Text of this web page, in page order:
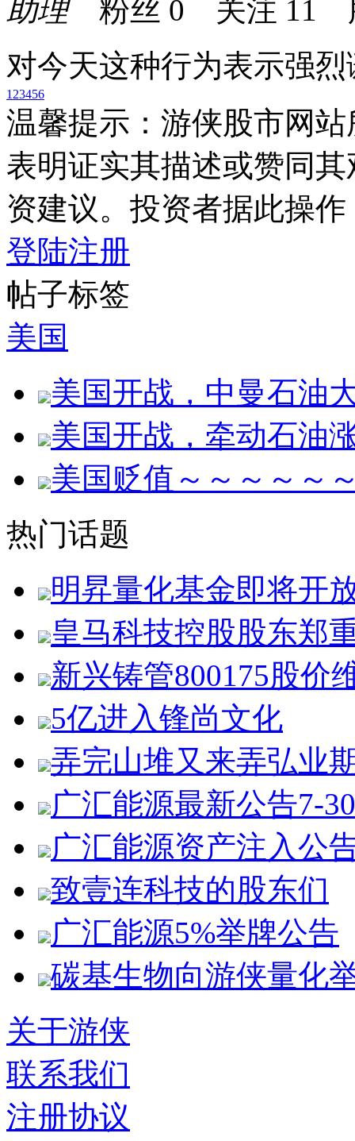
助理粉丝 0 关注 11
对今天这种行为表示强烈
1 23456
温馨提示：游侠股市网
表明证实其描述或赞同
资建议。投资者据此操
登陆注册
帖子标签
美国
美国开战，中曼石油
美国开战，牵动石油
美国贬值～～～～～
热门话题
明昇量化基金即将开
皇马科技控股股东郑
新兴铸管800175股价
5亿进入锋尚文化
弄完山堆又来弄弘业
广汇能源最新公告7-30
广汇能源资产注入公
致壹连科技的股东们
广汇能源5%举牌公告
碳基生物向游侠量化
关于游侠
联系我们
注册协议